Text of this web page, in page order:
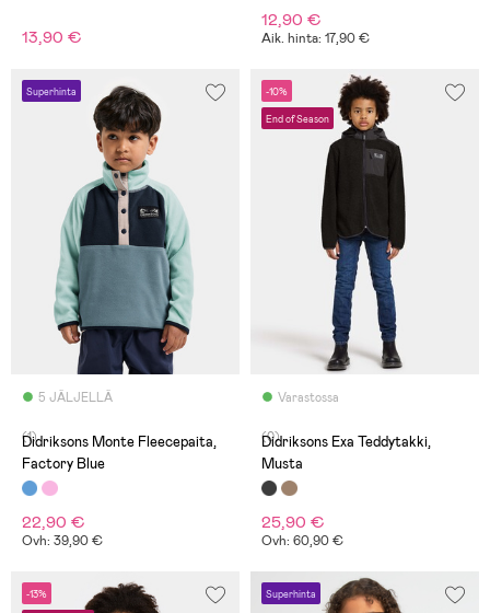
13,90 €
12,90 €
Aik. hinta: 17,90 €
Superhinta
5 JÄLJELLÄ
(1)
Didriksons Monte Fleecepaita,
Factory Blue
22,90 €
Ovh: 39,90 €
-10%
End of Season
Varastossa
(0)
Didriksons Exa Teddytakki,
Musta
25,90 €
Ovh: 60,90 €
-13% Superhinta